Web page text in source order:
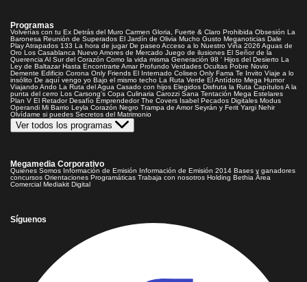
Programas
Volverías con tu Ex Detrás del Muro Carmen Gloria, Fuerte & Claro Prohibida Obsesión La
Baronesa Reunión de Superados El Jardín de Olivia Mucho Gusto Meganoticias Dale
PlayAtrapados 133 La hora de jugar De paseoAcceso a lo Nuestro Viña 2026 Aguas de
Oro Los Casablanca Nuevo Amores de Mercado Juego de ilusiones El Señor de la
Querencia Al Sur del Corazón Como la vida misma Generación 98 ' Hijos del Desierto La
Ley de Baltazar Hasta Encontrarte Amar Profundo Verdades Ocultas Pobre Novio
Demente Edificio Corona Only Friends El Internado Coliseo Only Fama Te Invito Viaje a lo
insólito De aquí vengo yo Bajo el mismo techo La Ruta Verde El Antídoto Mega Humor
Viajando Ando La Ruta del Agua Casado con hijos Elegidos Disfruta la Ruta CapítulosA la
punta del cerro Los Carsong's Copa Culinaria Carozzi Sana Tentación Mega Estelares
Plan V El Retador Desafío Emprendedor The Covers Isabel Pecados Digitales Modus
Operandi Mi Barrio Leyla Corazón Negro Trampa de Amor Seyrán y Ferit Yargi Nehir
Olvídame si puedes Secretos del Matrimonio
Ver todos los programas
Megamedia Corporativo
Quienes Somos Información de Emisión Información de Emisión 2014 Bases y ganadores
concursos Orientaciones Programáticas Trabaja con nosotros Holding Bethia Área
Comercial Mediakit Digital
Síguenos